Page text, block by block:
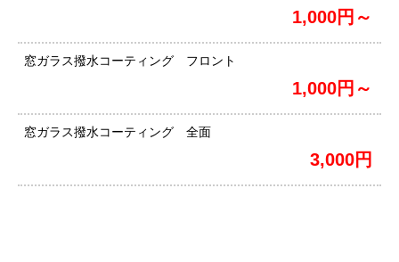
1,000円～
窓ガラス撥水コーティング フロント
1,000円～
窓ガラス撥水コーティング 全面
3,000円